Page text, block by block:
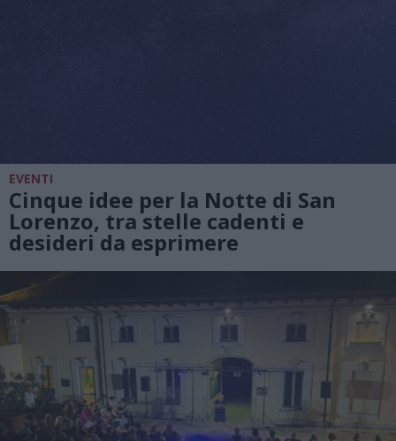
EVENTI
Cinque idee per la Notte di San
Lorenzo, tra stelle cadenti e
desideri da esprimere